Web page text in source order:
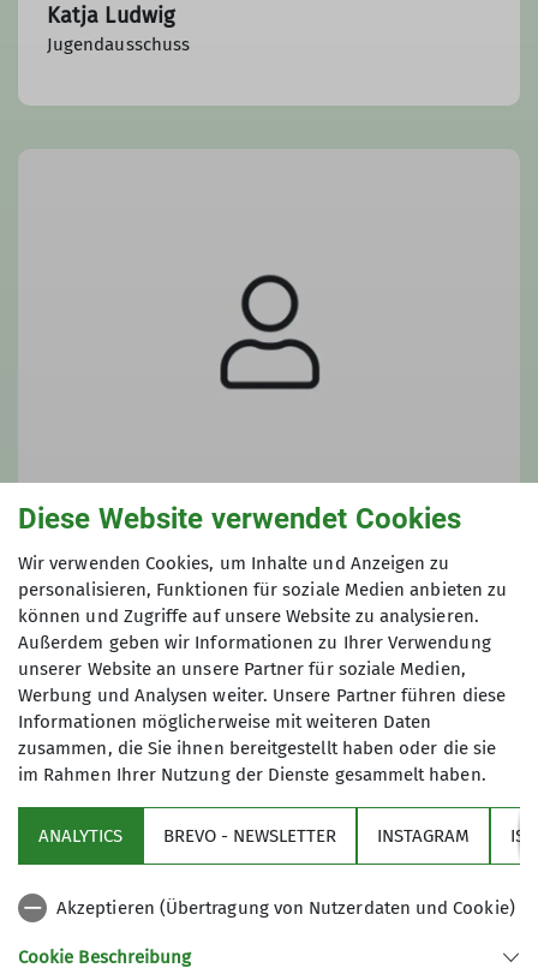
Katja Ludwig
Jugendausschuss
Lukas Krieger
Sektion
Service
Diese Website verwendet Cookies
Wir verwenden Cookies, um Inhalte und Anzeigen zu
personalisieren, Funktionen für soziale Medien anbieten zu
können und Zugriffe auf unsere Website zu analysieren.
Außerdem geben wir Informationen zu Ihrer Verwendung
unserer Website an unsere Partner für soziale Medien,
Werbung und Analysen weiter. Unsere Partner führen diese
Informationen möglicherweise mit weiteren Daten
zusammen, die Sie ihnen bereitgestellt haben oder die sie
im Rahmen Ihrer Nutzung der Dienste gesammelt haben.
ANALYTICS BREVO - NEWSLETTER INSTAGRAM
Akzeptieren (Übertragung von Nutzerdaten und Cookie)
Cookie Beschreibung